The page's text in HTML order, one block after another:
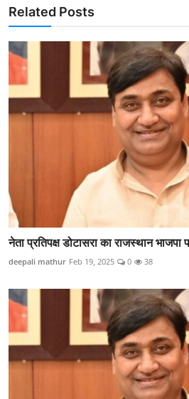
Related Posts
नेता प्रतिपक्ष डोटासरा का राजस्थान
deepali mathur Feb 19, 2025 0 38